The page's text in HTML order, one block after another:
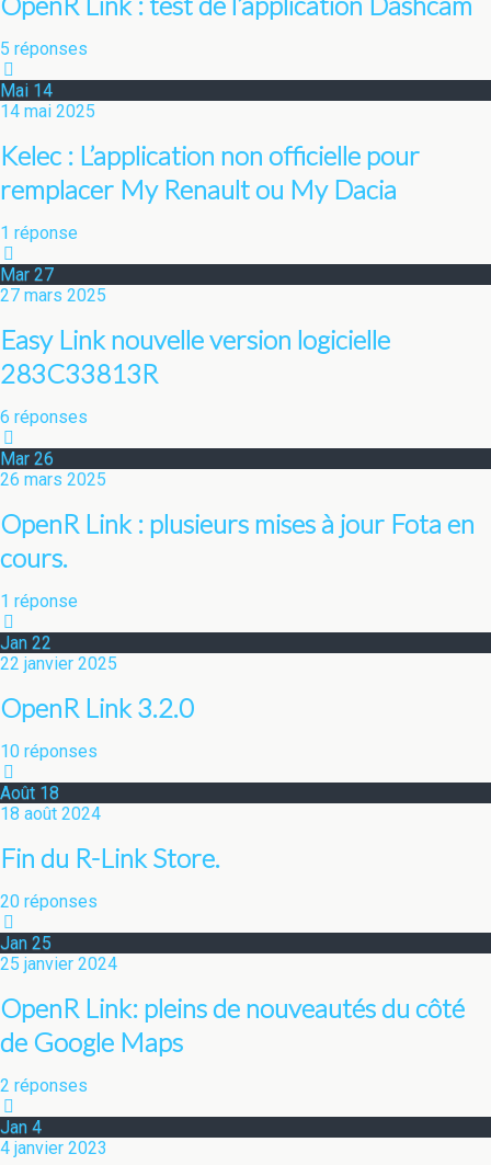
5 réponses
Mai 14
14 mai 2025
Kelec : L’application non officielle pour
remplacer My Renault ou My Dacia
1 réponse
Mar 27
27 mars 2025
Easy Link nouvelle version logicielle
283C33813R
6 réponses
Mar 26
26 mars 2025
OpenR Link : plusieurs mises à jour Fota en
cours.
1 réponse
Jan 22
22 janvier 2025
OpenR Link 3.2.0
10 réponses
Août 18
18 août 2024
Fin du R-Link Store.
20 réponses
Jan 25
25 janvier 2024
OpenR Link: pleins de nouveautés du côté
de Google Maps
2 réponses
Jan 4
4 janvier 2023